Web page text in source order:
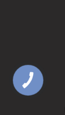
КНОПКА
СВЯЗИ